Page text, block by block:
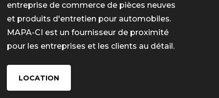
entreprise de commerce de pièces neuves
et produits d'entretien pour automobiles.
MAPA-CI est un fournisseur de proximité
pour les entreprises et les clients au détail.
LOCATION